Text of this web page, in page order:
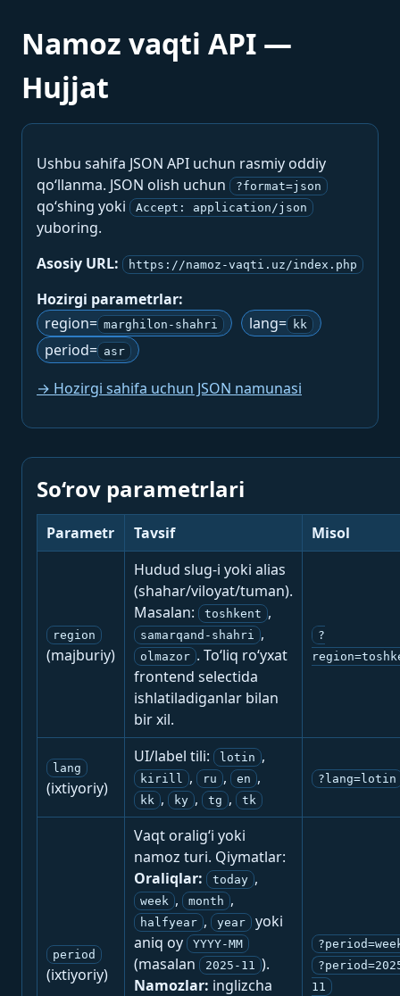
Namoz vaqti API —
Hujjat
Ushbu sahifa JSON API uchun rasmiy oddiy
qo‘llanma. JSON olish uchun
?format=json
qo‘shing yoki Accept: application/json
yuboring.
Asosiy URL:
https://namoz-vaqti.uz/index.php
Hozirgi parametrlar:
region= marghilon-shahri lang= kk
period= asr
→ Hozirgi sahifa uchun JSON namunasi
So‘rov parametrlari
Parametr Tavsif Misol
region
(majburiy)
Hudud slug-i yoki alias
(shahar/viloyat/tuman).
Masalan:
toshkent ,
samarqand-shahri ,
olmazor . To‘liq ro‘yxat
frontend selectida
ishlatiladiganlar bilan
bir xil.
?
lang
(ixtiyoriy)
UI/label tili: lotin ,
kirill , ru , en ,
kk , ky , tg , tk
?lang=lotin
period
(ixtiyoriy)
Vaqt oralig‘i yoki
namoz turi. Qiymatlar:
Oraliqlar:
today ,
week , month ,
halfyear , year
yoki
aniq oy
YYYY-MM
(masalan 2025-11 ).
Namozlar: inglizcha
11